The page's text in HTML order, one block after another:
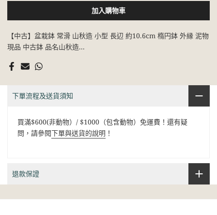
加入購物車
【中古】盆栽鉢 常滑 山秋造 小型 長辺 約10.6cm 楕円鉢 外縁 泥物
現品 中古鉢 品名山秋造...
下單流程及送貨須知
買滿$600(非動物）/ $1000（包含動物）免運費！還有疑
問，請參閱下單與送貨的說明 ！
退款保證